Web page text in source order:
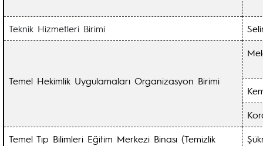
Teknik Hizmetleri Birimi
Temel Hekimlik Uygulamaları Organizasyon Birimi
Temel Tıp Bilimleri Eğitim Merkezi Binası (Temizlik